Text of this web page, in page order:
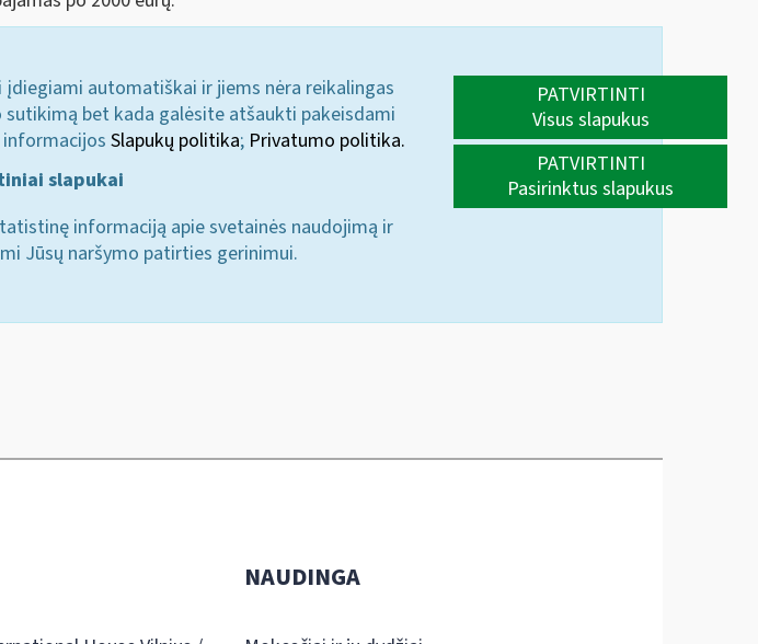
automatiškai ir jiems nėra reikalingas
bet kada galėsite atšaukti pakeisdami
Slapukų politika; Privatumo politika.
slapukai
informaciją apie svetainės naudojimą ir
Jūsų naršymo patirties gerinimui.
PATVIRTINTI
Visus slapukus
PATVIRTINTI
Pasirinktus slapukus
NAUDINGA